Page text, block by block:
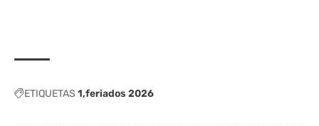
ETIQUETAS 1 feriados 2026